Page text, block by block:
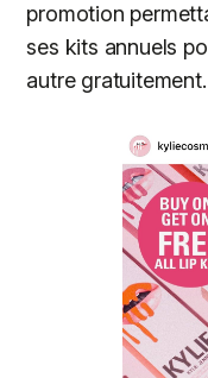
promotion
ses kits annuels
autre gratuitement.